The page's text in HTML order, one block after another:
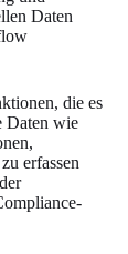
Daten
die es
Daten wie
erfassen